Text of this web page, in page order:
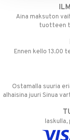
Aina maksuton
tuotteen
Ennen kello 13.00
Ostamalla suuria
alhaisina juuri Sinua